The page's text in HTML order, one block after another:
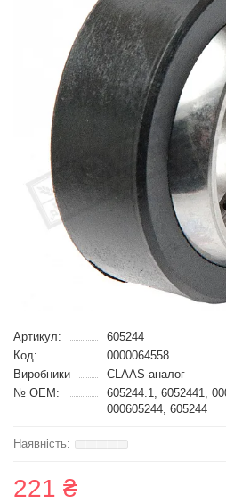
Артикул:
605244
Код:
0000064558
Виробники
CLAAS-аналог
№ OEM:
605244.1, 6052441,
000605244, 605244
221 ₴